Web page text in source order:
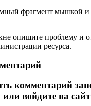
фрагмент мышкой и
опишите проблему и
ресурса.
комментарий
или войдите на сайт